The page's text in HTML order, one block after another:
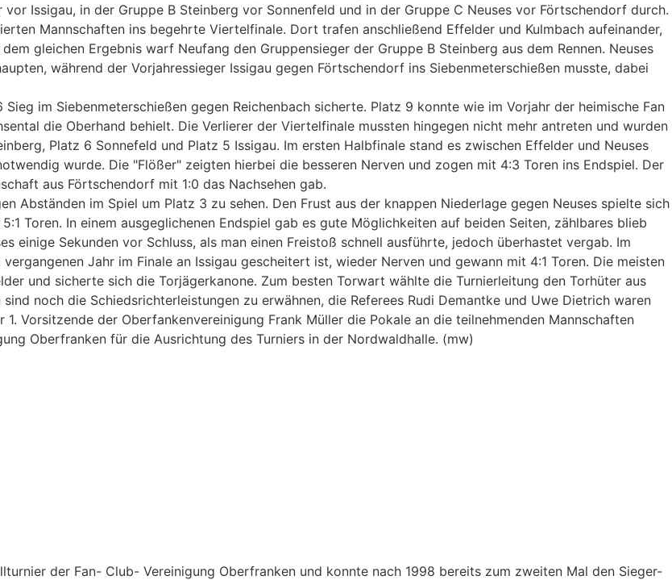
Issigau, in der Gruppe B Steinberg vor Sonnenfeld und in der Gruppe C Neuses vor Förtschendorf durch.
Mannschaften ins begehrte Viertelfinale. Dort trafen anschließend Effelder und Kulmbach aufeinander,
gleichen Ergebnis warf Neufang den Gruppensieger der Gruppe B Steinberg aus dem Rennen. Neuses
während der Vorjahressieger Issigau gegen Förtschendorf ins Siebenmeterschießen musste, dabei
im Siebenmeterschießen gegen Reichenbach sicherte. Platz 9 konnte wie im Vorjahr der heimische Fan
die Oberhand behielt. Die Verlierer der Viertelfinale mussten hingegen nicht mehr antreten und wurden
Platz 6 Sonnefeld und Platz 5 Issigau. Im ersten Halbfinale stand es zwischen Effelder und Neuses
wurde. Die "Flößer" zeigten hierbei die besseren Nerven und zogen mit 4:3 Toren ins Endspiel. Der
aus Förtschendorf mit 1:0 das Nachsehen gab.
Abständen im Spiel um Platz 3 zu sehen. Den Frust aus der knappen Niederlage gegen Neuses spielte sich
Toren. In einem ausgeglichenen Endspiel gab es gute Möglichkeiten auf beiden Seiten, zählbares blieb
einige Sekunden vor Schluss, als man einen Freistoß schnell ausführte, jedoch überhastet vergab. Im
Jahr im Finale an Issigau gescheitert ist, wieder Nerven und gewann mit 4:1 Toren. Die meisten
und sicherte sich die Torjägerkanone. Zum besten Torwart wählte die Turnierleitung den Torhüter aus
noch die Schiedsrichterleistungen zu erwähnen, die Referees Rudi Demantke und Uwe Dietrich waren
Vorsitzende der Oberfankenvereinigung Frank Müller die Pokale an die teilnehmenden Mannschaften
Oberfranken für die Ausrichtung des Turniers in der Nordwaldhalle. (mw)
der Fan- Club- Vereinigung Oberfranken und konnte nach 1998 bereits zum zweiten Mal den Sieger-